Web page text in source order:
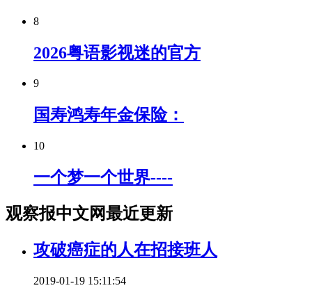
8
2026粤语影视迷的官方
9
国寿鸿寿年金保险：
10
一个梦一个世界----
观察报中文网最近更新
攻破癌症的人在招接班人
2019-01-19 15:11:54